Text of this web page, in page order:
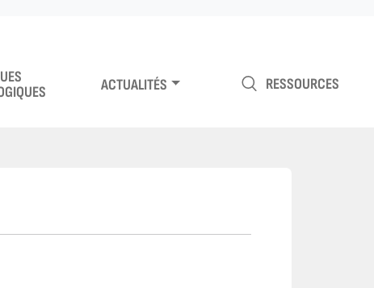
ACTUALITÉS RESSOURCES